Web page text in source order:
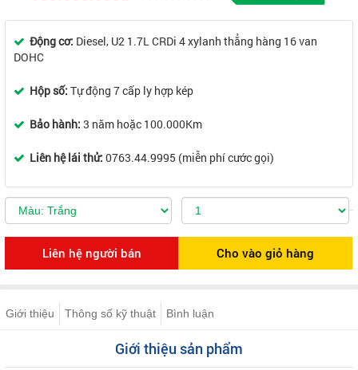
Động cơ: Diesel, U2 1.7L CRDi 4 xylanh thẳng hàng 16 van
DOHC
Hộp số: Tự động 7 cấp ly hợp kép
Bảo hành: 3 năm hoặc 100.000Km
Liên hệ lái thử: 0763.44.9995 (miễn phí cước gọi)
Giới thiệu Thông số kỹ thuật Bình luận
Giới thiệu sản phẩm